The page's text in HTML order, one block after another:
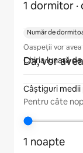
1 dormitor
Oaspeții vor
Da, vor
Pentru câte
1 noapte
Număr de
Chiria lunară
Câștiguri medii